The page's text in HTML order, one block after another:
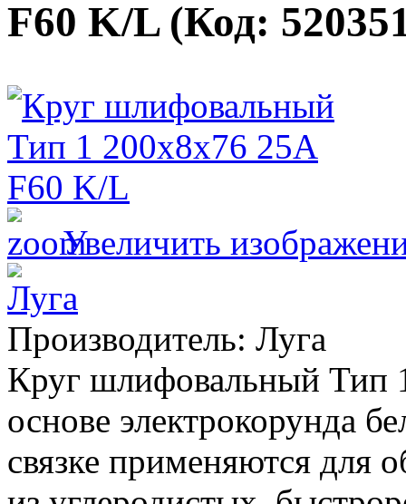
F60 K/L (Код:
Увеличить
Производитель: Луга
Круг шлифовальный Тип
основе электрокорунда
связке применяются для